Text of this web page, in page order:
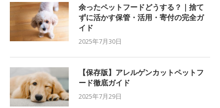
余ったペットフードどうする？｜捨て
ずに活かす保管・活用・寄付の完全ガ
イド
2025年7月30日
【保存版】アレルゲンカットペットフ
ード徹底ガイド
2025年7月29日